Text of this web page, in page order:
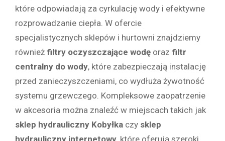
które odpowiadają za cyrkulację wody i efektywne
rozprowadzanie ciepła. W ofercie
specjalistycznych sklepów i hurtowni znajdziemy
również filtry oczyszczające wodę oraz filtr
centralny do wody, które zabezpieczają instalację
przed zanieczyszczeniami, co wydłuża żywotność
systemu grzewczego. Kompleksowe zaopatrzenie
w akcesoria można znaleźć w miejscach takich jak
sklep hydrauliczny Kobyłka czy sklep